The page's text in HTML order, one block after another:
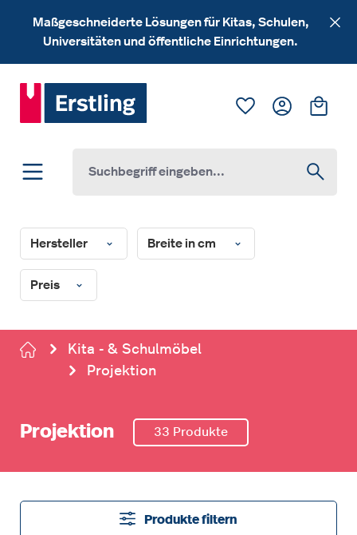
Zum Hauptinhalt springen
Maßgeschneiderte Lösungen für Kitas, Schulen,
Universitäten und öffentliche Einrichtungen.
Du hast 0
Hersteller Breite in cm
Preis
Kita - & Schulmöbel
Projektion
Projektion 33 Produkte
Produkte filtern